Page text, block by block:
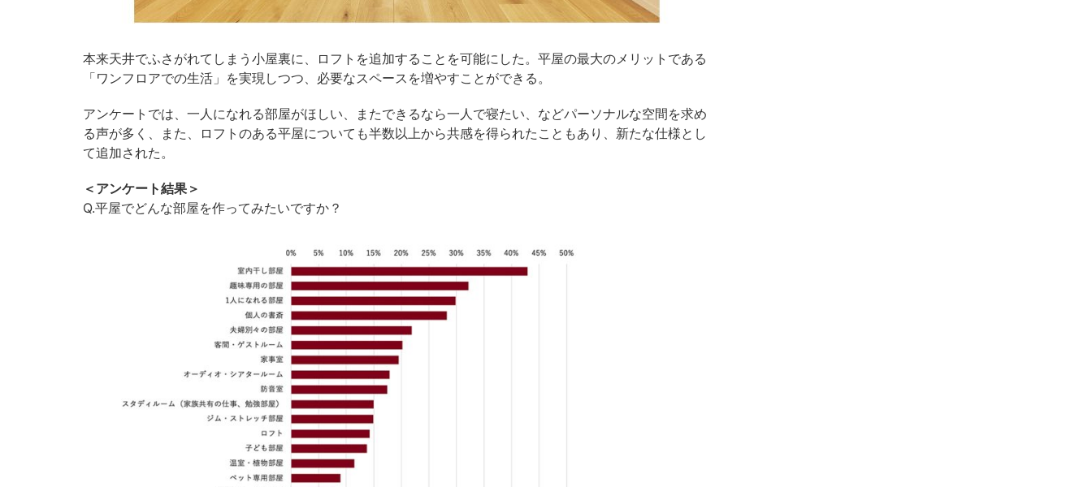
本来天井でふさがれてしまう小屋裏に、ロフトを追加することを可能にした。平屋の最大のメリットである
「ワンフロアでの生活」を実現しつつ、必要なスペースを増やすことができる。
アンケートでは、一人になれる部屋がほしい、またできるなら一人で寝たい、などパーソナルな空間を求め
る声が多く、また、ロフトのある平屋についても半数以上から共感を得られたこともあり、新たな仕様とし
て追加された。
＜アンケート結果＞
Q.平屋でどんな部屋を作ってみたいですか？